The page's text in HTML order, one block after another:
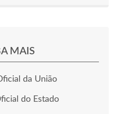
MAIS
da União
do Estado